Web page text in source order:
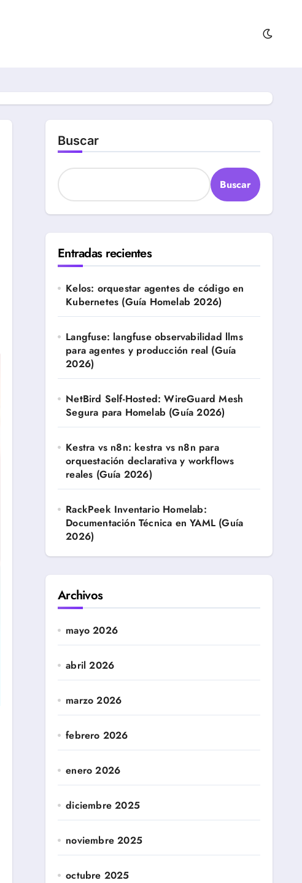
Buscar
Buscar
Entradas recientes
Kelos: orquestar agentes de código en
Kubernetes (Guía Homelab 2026)
Langfuse: langfuse observabilidad llms
para agentes y producción real (Guía
2026)
NetBird Self-Hosted: WireGuard Mesh
Segura para Homelab (Guía 2026)
Kestra vs n8n: kestra vs n8n para
orquestación declarativa y workflows
reales (Guía 2026)
RackPeek Inventario Homelab:
Documentación Técnica en YAML (Guía
2026)
Archivos
mayo 2026
abril 2026
marzo 2026
febrero 2026
enero 2026
diciembre 2025
noviembre 2025
octubre 2025